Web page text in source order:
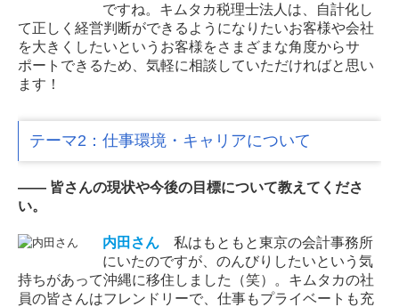
ですね。キムタカ税理士法人は、自計化し
て正しく経営判断ができるようになりたいお客様や会社
を大きくしたいというお客様をさまざまな角度からサ
ポートできるため、気軽に相談していただければと思い
ます！
テーマ2：仕事環境・キャリアについて
―― 皆さんの現状や今後の目標について教えてくださ
い。
内田 さん私はもともと東京の会計事務所
にいたのですが、のんびりしたいという気
持ちがあって沖縄に移住しました（笑）。キムタカの社
員の皆さんはフレンドリーで、仕事もプライベートも充